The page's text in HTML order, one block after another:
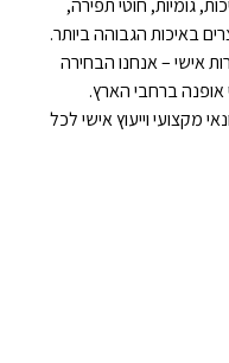
גומיות, חוטי תפירה,
באיכות הגבוהה ביותר.
אישי – אנחנו הבחירה
אופנה ברחבי הארץ.
מקצועי וייעוץ אישי לכל